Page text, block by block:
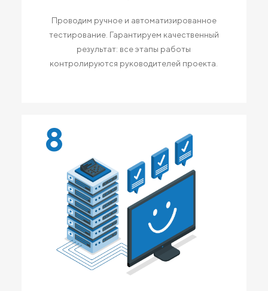
Проводим ручное и автоматизированное
тестирование. Гарантируем качественный
результат: все этапы работы
контролируются руководителей проекта.
8